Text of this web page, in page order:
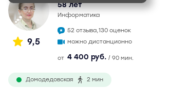
9,5
58 лет
информатика
52 отзыва,130 оценок
можно дистанционно
от 4 400 руб. / 90 мин.
Домодедовская 2 мин